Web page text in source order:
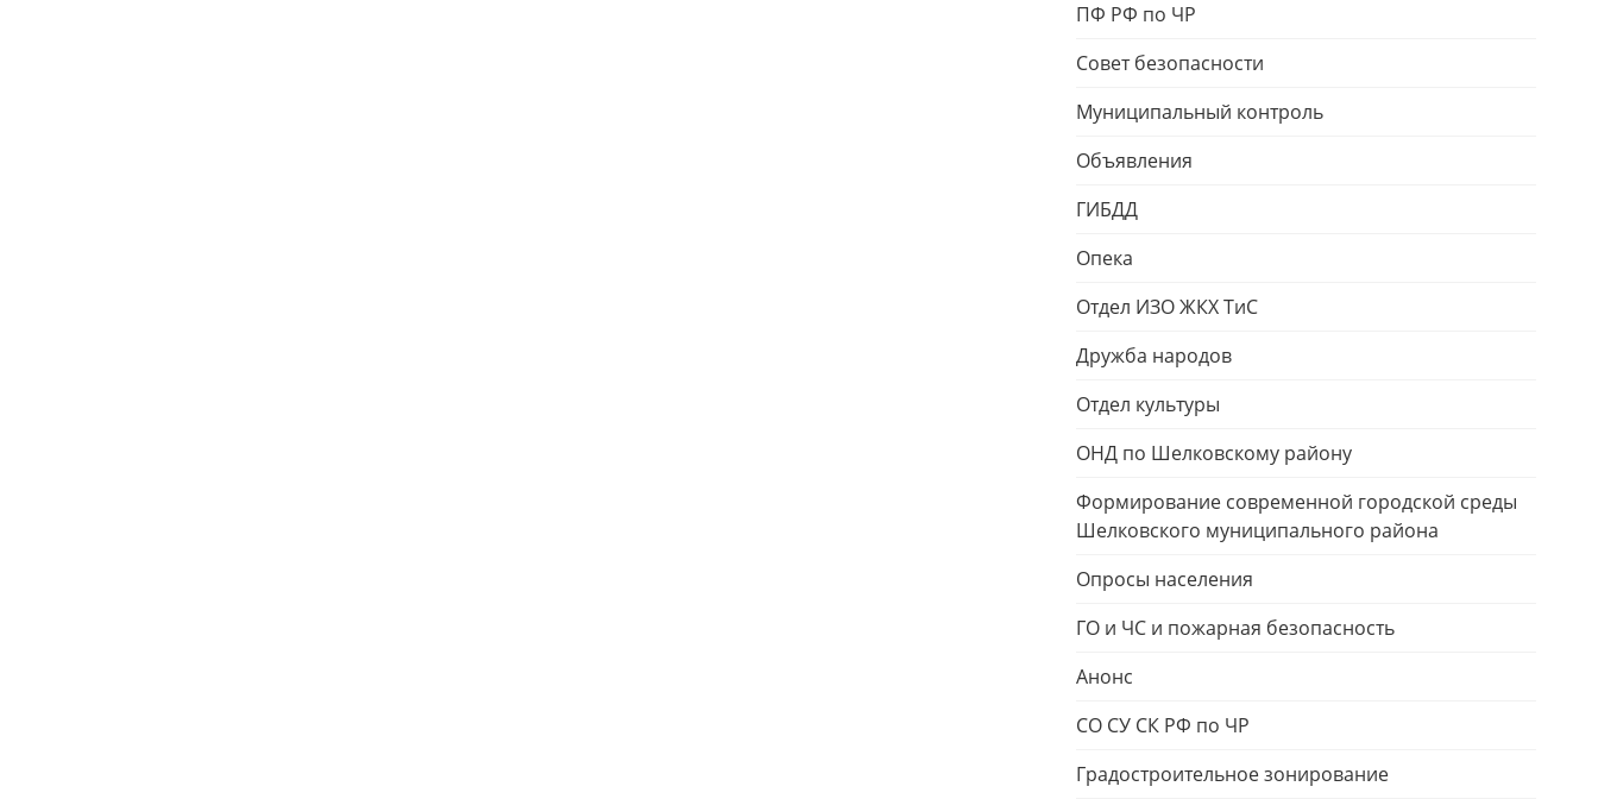
ПФ РФ по ЧР
Совет безопасности
Муниципальный контроль
Объявления
ГИБДД
Опека
Отдел ИЗО ЖКХ ТиС
Дружба народов
Отдел культуры
ОНД по Шелковскому району
Формирование современной городской среды
Шелковского муниципального района
Опросы населения
ГО и ЧС и пожарная безопасность
Анонс
СО СУ СК РФ по ЧР
Градостроительное зонирование